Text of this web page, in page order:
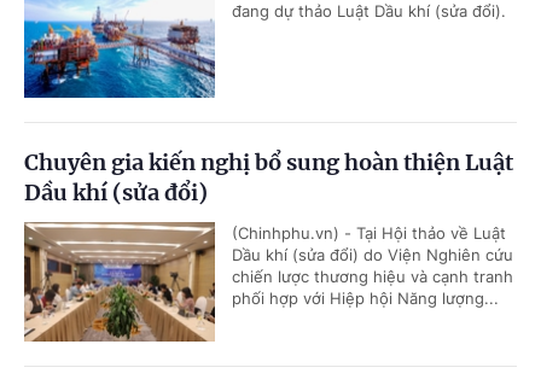
đang dự thảo Luật Dầu khí (sửa đổi).
Chuyên gia kiến nghị bổ sung hoàn thiện Luật
Dầu khí (sửa đổi)
(Chinhphu.vn) - Tại Hội thảo về Luật
Dầu khí (sửa đổi) do Viện Nghiên cứu
chiến lược thương hiệu và cạnh tranh
phối hợp với Hiệp hội Năng lượng...